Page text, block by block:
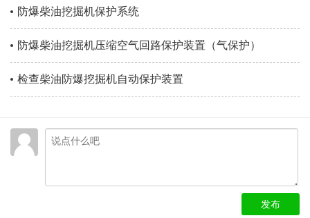
防爆柴油挖掘机保护系统
防爆柴油挖掘机压缩空气回路保护装置（气保护）
检查柴油防爆挖掘机自动保护装置
发布